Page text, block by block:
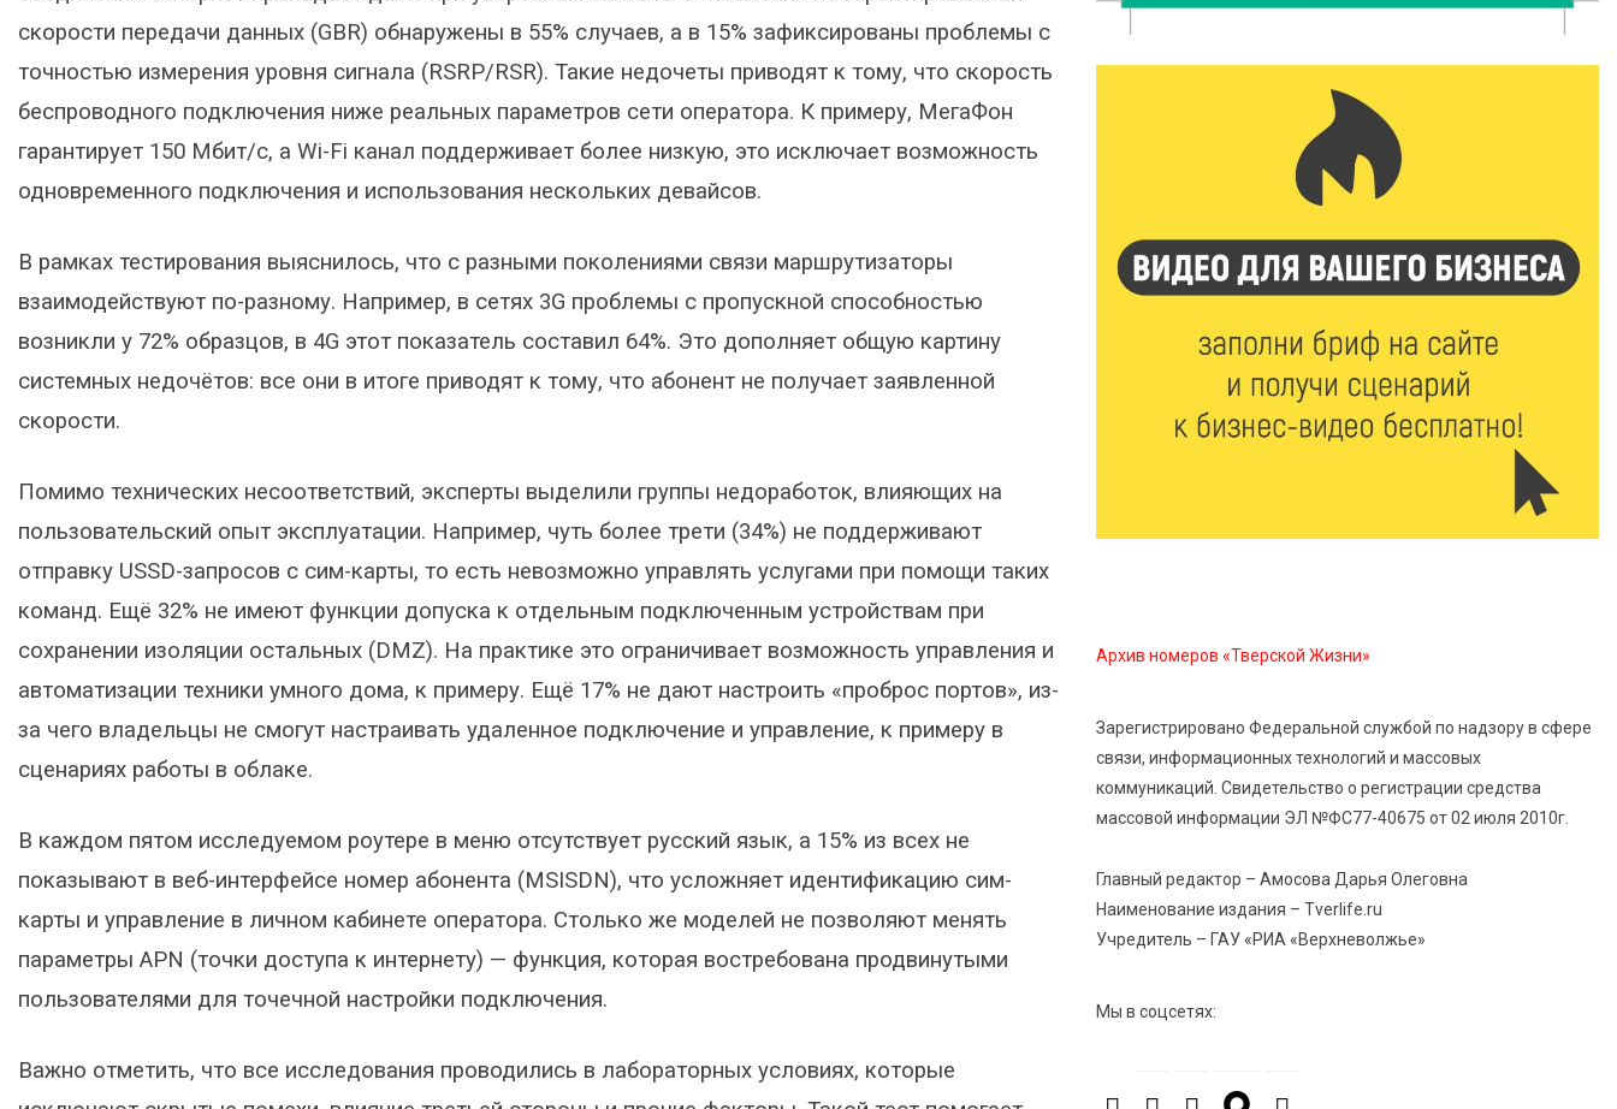
скорости передачи данных (GBR) обнаружены в 55% случаев, а в 15% зафиксированы проблемы с
точностью измерения уровня сигнала (RSRP/RSR). Такие недочеты приводят к тому, что скорость
беспроводного подключения ниже реальных параметров сети оператора. К примеру, МегаФон
гарантирует 150 Мбит/c, а Wi-Fi канал поддерживает более низкую, это исключает возможность
одновременного подключения и использования нескольких девайсов.
В рамках тестирования выяснилось, что с разными поколениями связи маршрутизаторы
взаимодействуют по-разному. Например, в сетях 3G проблемы с пропускной способностью
возникли у 72% образцов, в 4G этот показатель составил 64%. Это дополняет общую картину
системных недочётов: все они в итоге приводят к тому, что абонент не получает заявленной
скорости.
Помимо технических несоответствий, эксперты выделили группы недоработок, влияющих на
пользовательский опыт эксплуатации. Например, чуть более трети (34%) не поддерживают
отправку USSD-запросов с сим-карты, то есть невозможно управлять услугами при помощи таких
команд. Ещё 32% не имеют функции допуска к отдельным подключенным устройствам при
сохранении изоляции остальных (DMZ). На практике это ограничивает возможность управления и
автоматизации техники умного дома, к примеру. Ещё 17% не дают настроить «проброс портов», из-
за чего владельцы не смогут настраивать удаленное подключение и управление, к примеру в
сценариях работы в облаке.
В каждом пятом исследуемом роутере в меню отсутствует русский язык, а 15% из всех не
показывают в веб-интерфейсе номер абонента (MSISDN), что усложняет идентификацию сим-
карты и управление в личном кабинете оператора. Столько же моделей не позволяют менять
параметры APN (точки доступа к интернету) — функция, которая востребована продвинутыми
пользователями для точечной настройки подключения.
Важно отметить, что все исследования проводились в лабораторных условиях, которые
6 Авг 2026 16:01 125
область на всероссийском марафоне «Земля
269
Голубев проверил школы и детсады Зубцова к 1
6 Авг 2026 15:01 143
От Твери до Москвы: выставка художника
Владимира Васильева о героях СВО проходит в РГБ
6 Авг 2026 14:55 132
Виталий Королев: Тверская область станет
спортивной столицей России
Рынок труда 2026: где в Тверской области самые
высокие зарплаты и как изменились доходы
6 Авг 2026 12:01
Архив номеров «Тверской Жизни»
Зарегистрировано Федеральной службой по надзору в сфере
связи, информационных технологий и массовых
коммуникаций. Свидетельство о регистрации средства
массовой информации ЭЛ №ФС77-40675 от 02 июля 2010г.
Главный редактор – Амосова Дарья Олеговна
Наименование издания – Tverlife.ru
Учредитель – ГАУ «РИА «Верхневолжье»
Мы в соцсетях: